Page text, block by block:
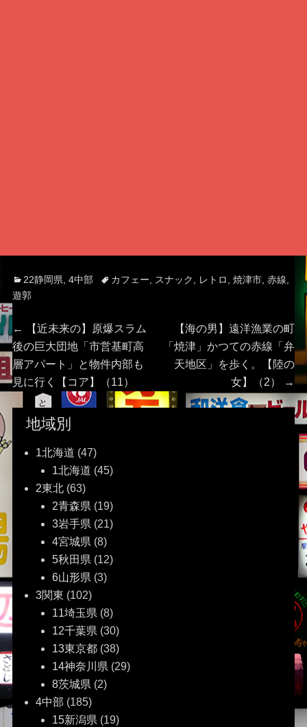
Categories
22静岡県, 4中部 Tagsカフェー, スナック, レトロ, 焼津市, 赤線,
遊郭
投
稿
ナ
ビ
ゲ
ー
ン
←
Previous
post:
【近未来の】原爆スラム
後の巨大団地「市営基町高
層アパート」と物件内部も
見に行く【コア】（11）
Next
post:
【海の男】遠洋漁業の町
「焼津」かつての赤線「弁
天地区」を歩く。【陸の
女】（2）
→
地域別
1北海道 (47)
1北海道 (45)
2東北(63)
2青森県 (19)
3岩手県 (21)
4宮城県 (8)
5秋田県 (12)
6山形県 (3)
3関東 (102)
11埼玉県 (8)
12千葉県 (30)
13東京都(38)
14神奈川県 (29)
8茨城県 (2)
4中部 (185)
15新潟県 (19)